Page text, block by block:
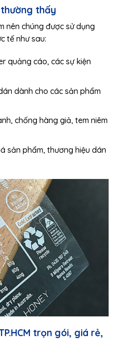
thấy
nên chúng được sử dụng
tế như sau:
quảng cáo, các sự kiện
dành cho các sản phẩm
chống hàng giả, tem niêm
sản phẩm, thương hiệu dán
trọn gói, giá rẻ,